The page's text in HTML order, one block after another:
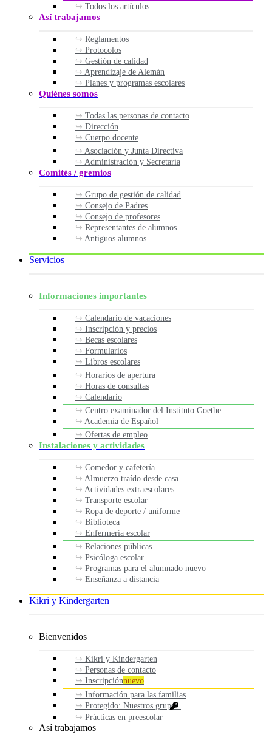
Todos los artículos
Así trabajamos
Reglamentos
Protocolos
Gestión de calidad
Aprendizaje de Alemán
Planes y programas escolares
Quiénes somos
Todas las personas de contacto
Dirección
Cuerpo docente
Asociación y Junta Directiva
Administración y Secretaría
Comités / gremios
Grupo de gestión de calidad
Consejo de Padres
Consejo de profesores
Representantes de alumnos
Antiguos alumnos
Servicios
Informaciones importantes
Calendario de vacaciones
Inscripción y precios
Becas escolares
Formularios
Libros escolares
Horarios de apertura
Horas de consultas
Calendario
Centro examinador del Instituto Goethe
Academia de Español
Ofertas de empleo
Instalaciones y actividades
Comedor y cafetería
Almuerzo traído desde casa
Actividades extraescolares
Transporte escolar
Ropa de deporte / uniforme
Biblioteca
Enfermería escolar
Relaciones públicas
Psicóloga escolar
Programas para el alumnado nuevo
Enseñanza a distancia
Kikri y Kindergarten
Bienvenidos
Kikri y Kindergarten
Personas de contacto
Inscripciónnuevo
Información para las familias
Protegido: Nuestros grupos
Prácticas en preescolar
Así trabajamos